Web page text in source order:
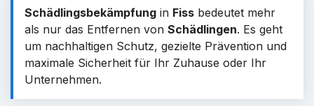
Schädlingsbekämpfung in Fiss bedeutet mehr
als nur das Entfernen von Schädlingen. Es geht
um nachhaltigen Schutz, gezielte Prävention und
maximale Sicherheit für Ihr Zuhause oder Ihr
Unternehmen.